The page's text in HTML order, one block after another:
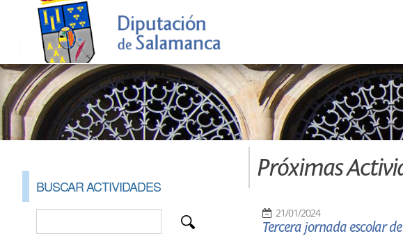
BUSCAR ACTIVIDADES
Próximas
21/01/2024
Tercera jornada escolar